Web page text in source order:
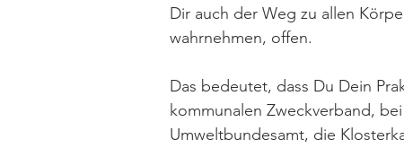
Dir auch der Weg zu allen
wahrnehmen, offen.
Das bedeutet, dass Du Dein
kommunalen Zweckverband,
Umweltbundesamt, die